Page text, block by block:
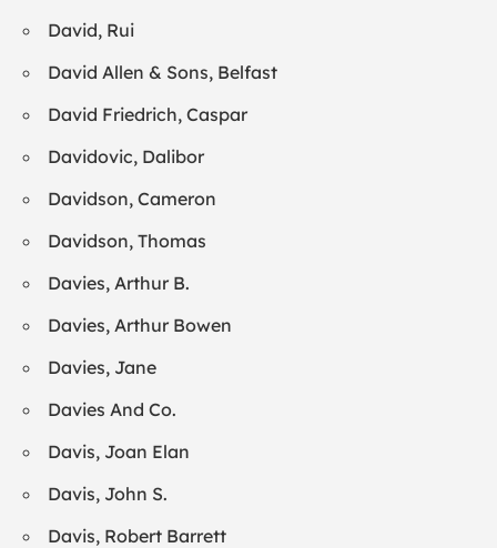
David, Rui
David Allen & Sons, Belfast
David Friedrich, Caspar
Davidovic, Dalibor
Davidson, Cameron
Davidson, Thomas
Davies, Arthur B.
Davies, Arthur Bowen
Davies, Jane
Davies And Co.
Davis, Joan Elan
Davis, John S.
Davis, Robert Barrett